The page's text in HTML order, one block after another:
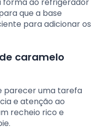
que a base
para adicionar os
caramelo
parecer uma tarefa
e atenção ao
recheio rico e